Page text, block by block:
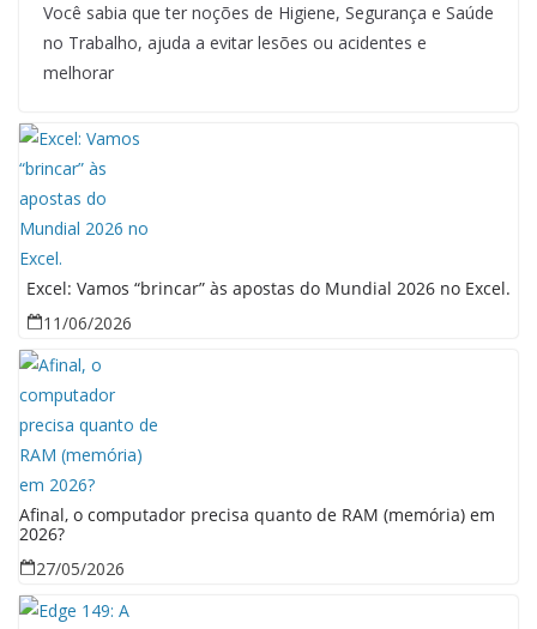
Você sabia que ter noções de Higiene, Segurança e Saúde
no Trabalho, ajuda a evitar lesões ou acidentes e
melhorar
Excel: Vamos “brincar” às apostas do Mundial 2026 no Excel.
11/06/2026
Afinal, o computador precisa quanto de RAM (memória) em
2026?
27/05/2026